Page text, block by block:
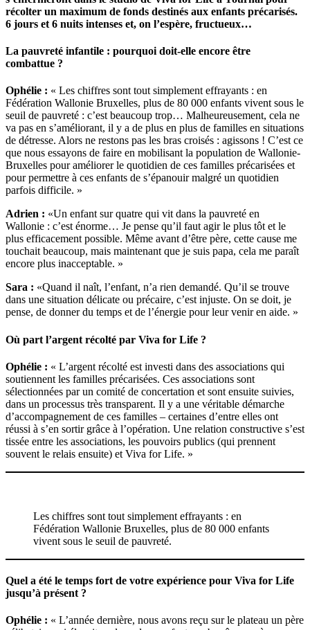
récolter un maximum de fonds destinés aux enfants précarisés.
6 jours et 6 nuits intenses et, on l’espère, fructueux…
La pauvreté infantile : pourquoi doit-elle encore être
combattue ?
Ophélie : « Les chiffres sont tout simplement effrayants : en
Fédération Wallonie Bruxelles, plus de 80 000 enfants vivent sous le
seuil de pauvreté : c’est beaucoup trop… Malheureusement, cela ne
va pas en s’améliorant, il y a de plus en plus de familles en situations
de détresse. Alors ne restons pas les bras croisés : agissons ! C’est ce
que nous essayons de faire en mobilisant la population de Wallonie-
Bruxelles pour améliorer le quotidien de ces familles précarisées et
pour permettre à ces enfants de s’épanouir malgré un quotidien
parfois difficile. »
Adrien : «Un enfant sur quatre qui vit dans la pauvreté en
Wallonie : c’est énorme… Je pense qu’il faut agir le plus tôt et le
plus efficacement possible. Même avant d’être père, cette cause me
touchait beaucoup, mais maintenant que je suis papa, cela me paraît
encore plus inacceptable. »
Sara : «Quand il naît, l’enfant, n’a rien demandé. Qu’il se trouve
dans une situation délicate ou précaire, c’est injuste. On se doit, je
pense, de donner du temps et de l’énergie pour leur venir en aide. »
Où part l’argent récolté par Viva for Life ?
Ophélie : « L’argent récolté est investi dans des associations qui
soutiennent les familles précarisées. Ces associations sont
sélectionnées par un comité de concertation et sont ensuite suivies,
dans un processus très transparent. Il y a une véritable démarche
d’accompagnement de ces familles – certaines d’entre elles ont
réussi à s’en sortir grâce à l’opération. Une relation constructive s’est
tissée entre les associations, les pouvoirs publics (qui prennent
souvent le relais ensuite) et Viva for Life. »
Les chiffres sont tout simplement effrayants : en
Fédération Wallonie Bruxelles, plus de 80 000 enfants
vivent sous le seuil de pauvreté.
Quel a été le temps fort de votre expérience pour Viva for Life
jusqu’à présent ?
Ophélie : « L’année dernière, nous avons reçu sur le plateau un père